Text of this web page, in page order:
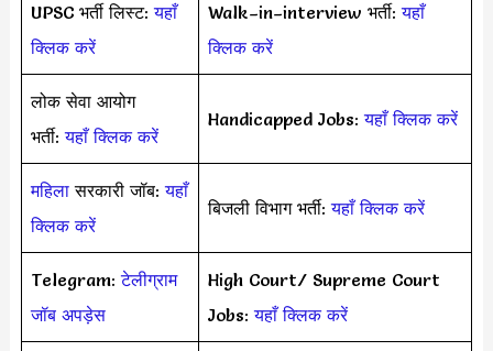
UPSC भर्ती लिस्ट:यहाँ
क्लिक करें
Walk–in–interview भर्ती:यहाँ
क्लिक करें
लोक सेवा आयोग
भर्ती:यहाँ क्लिक करें
Handicapped Jobs:यहाँ क्लिक करें
महिलासरकारी जॉब:यहाँ
क्लिक करें
बिजली विभाग भर्ती:यहाँ क्लिक करें
Telegram:टेलीग्राम
जॉब अपड़ेस
High Court/ Supreme Court
Jobs:यहाँ क्लिक करें